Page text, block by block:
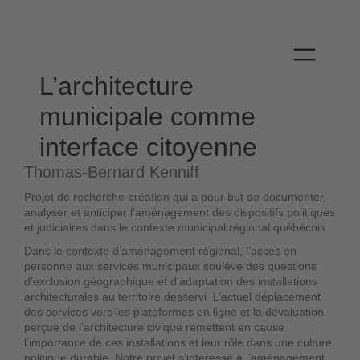
L’architecture
municipale comme
interface citoyenne
Thomas-Bernard Kenniff
Projet de recherche-création qui a pour but de documenter,
analyser et anticiper l’aménagement des dispositifs politiques
et judiciaires dans le contexte municipal régional québécois.
Dans le contexte d’aménagement régional, l’accès en
personne aux services municipaux soulève des questions
d’exclusion géographique et d’adaptation des installations
architecturales au territoire desservi. L’actuel déplacement
des services vers les plateformes en ligne et la dévaluation
perçue de l’architecture civique remettent en cause
l’importance de ces installations et leur rôle dans une culture